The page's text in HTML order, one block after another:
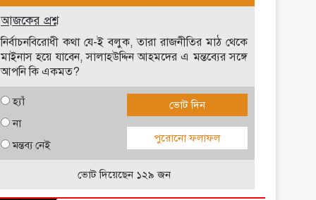
আজকের প্রশ্ন
নির্বাচনবিরোধী কথা যে-ই বলুক, তারা রাজনীতির মাঠ থেকে
মাইনাস হয়ে যাবেন, সালাহউদ্দিন আহমদের এ মন্তব্যের সঙ্গে
আপনি কি একমত?
হ্যাঁ
না
মন্তব্য নেই
ভোট দিন
পুরোনো ফলাফল
ভোট দিয়েছেন ১২৯ জন